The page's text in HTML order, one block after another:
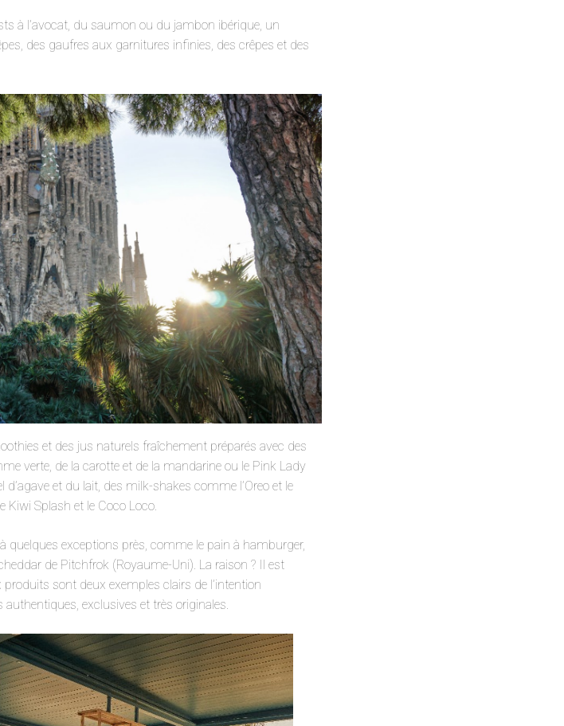
à l’avocat, du saumon ou du jambon ibérique, un
des gaufres aux garnitures infinies, des crêpes et des
et des jus naturels fraîchement préparés avec des
verte, de la carotte et de la mandarine ou le Pink Lady
et du lait, des milk-shakes comme l’Oreo et le
Splash et le Coco Loco.
quelques exceptions près, comme le pain à hamburger,
de Pitchfrok (Royaume-Uni). La raison ? Il est
sont deux exemples clairs de l’intention
exclusives et très originales.